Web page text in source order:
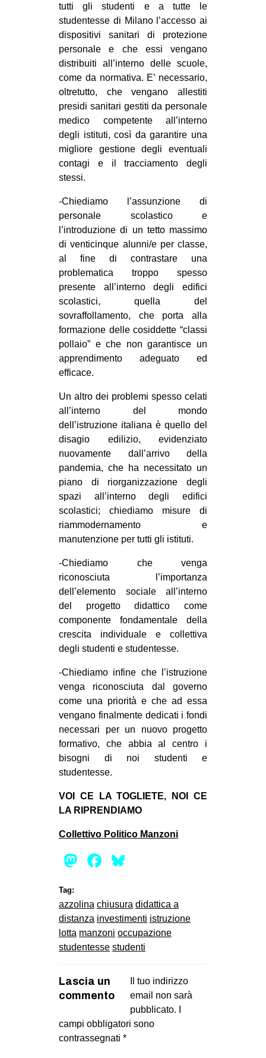
tutti gli studenti e a tutte le
studentesse di Milano l’accesso ai
dispositivi sanitari di protezione
personale e che essi vengano
distribuiti all’interno delle scuole,
come da normativa. E’ necessario,
oltretutto, che vengano allestiti
presidi sanitari gestiti da personale
medico competente all’interno
degli istituti, così da garantire una
migliore gestione degli eventuali
contagi e il tracciamento degli
stessi.
-Chiediamo l’assunzione di
personale scolastico e
l’introduzione di un tetto massimo
di venticinque alunni/e per classe,
al fine di contrastare una
problematica troppo spesso
presente all’interno degli edifici
scolastici, quella del
sovraffollamento, che porta alla
formazione delle cosiddette “classi
pollaio” e che non garantisce un
apprendimento adeguato ed
efficace.
Un altro dei problemi spesso celati
all’interno del mondo
dell’istruzione italiana è quello del
disagio edilizio, evidenziato
nuovamente dall’arrivo della
pandemia, che ha necessitato un
piano di riorganizzazione degli
spazi all’interno degli edifici
scolastici; chiediamo misure di
riammodernamento e
manutenzione per tutti gli istituti.
-Chiediamo che venga
riconosciuta l’importanza
dell’elemento sociale all’interno
del progetto didattico come
componente fondamentale della
crescita individuale e collettiva
degli studenti e studentesse.
-Chiediamo infine che l’istruzione
venga riconosciuta dal governo
come una priorità e che ad essa
vengano finalmente dedicati i fondi
necessari per un nuovo progetto
formativo, che abbia al centro i
bisogni di noi studenti e
studentesse.
VOI CE LA TOGLIETE, NOI CE
LA RIPRENDIAMO
Collettivo Politico Manzoni
Mastodon
Facebook
Tag:
azzolina chiusura didattica a
distanza investimenti istruzione
lotta manzoni occupazione
studentesse studenti
Lascia un
commento
Il tuo indirizzo
email non sarà
pubblicato.
campi obbligatori sono
contrassegnati *